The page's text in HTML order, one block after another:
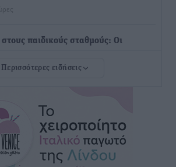
παιδικούς σταθμούς: Οι
για τους επαγγελματίες
τουρισμός
Περισσότερες ειδήσεις